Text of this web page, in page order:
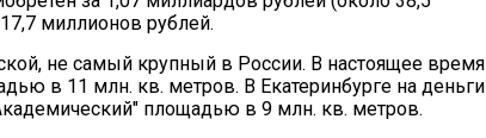
миллионов рублей.
не самый крупный в России. В настоящее время
в 11 млн. кв. метров. В Екатеринбурге на деньги
площадью в 9 млн. кв. метров.